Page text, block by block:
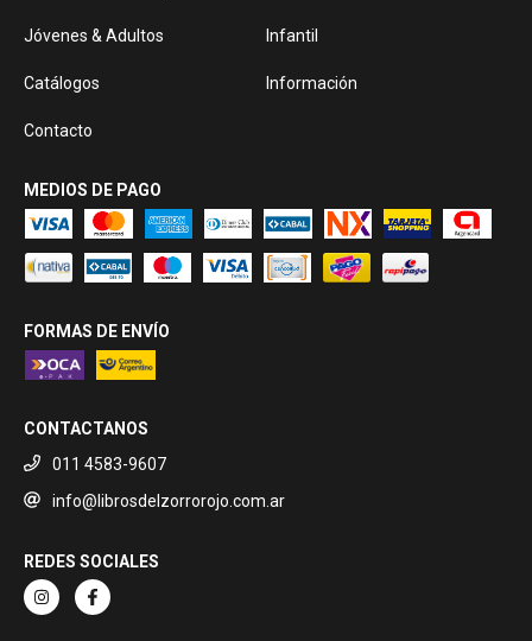
Jóvenes & Adultos Infantil
Catálogos Información
Contacto
MEDIOS DE PAGO
FORMAS DE ENVÍO
CONTACTANOS
011 4583-9607
info@librosdelzorrorojo.com.ar
REDES SOCIALES